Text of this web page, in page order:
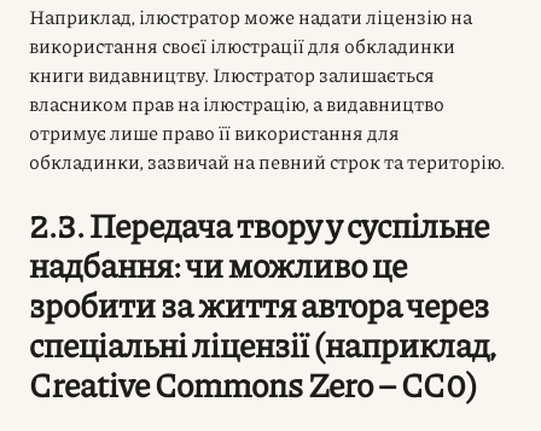
Наприклад, ілюстратор може надати ліцензію на
використання своєї ілюстрації для обкладинки
книги видавництву. Ілюстратор залишається
власником прав на ілюстрацію, а видавництво
отримує лише право її використання для
обкладинки, зазвичай на певний строк та територію.
2.3. Передача твору у суспільне
надбання: чи можливо це
зробити за життя автора через
спеціальні ліцензії (наприклад,
Creative Commons Zero – CC0)